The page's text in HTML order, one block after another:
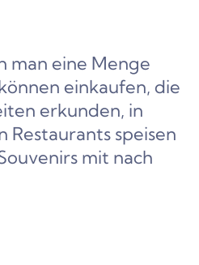
man eine Menge
einkaufen, die
erkunden, in
speisen
mit nach